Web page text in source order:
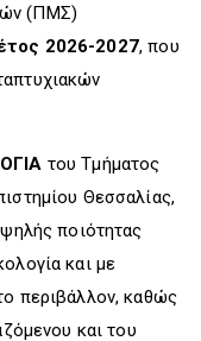
(ΠΜΣ)
2026-2027, που
του Τμήματος
Θεσσαλίας,
ποιότητας
και με
περιβάλλον, καθώς
και του